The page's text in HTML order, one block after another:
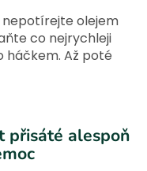
nepotírejte olejem
co nejrychleji
háčkem. Až poté
přisáté alespoň